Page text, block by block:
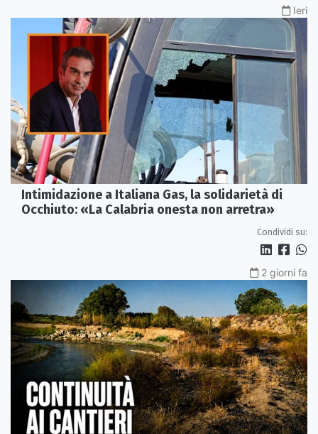
Ieri
Intimidazione a Italiana Gas, la solidarietà di
Occhiuto: «La Calabria onesta non arretra»
Condividi su:
2 giorni fa